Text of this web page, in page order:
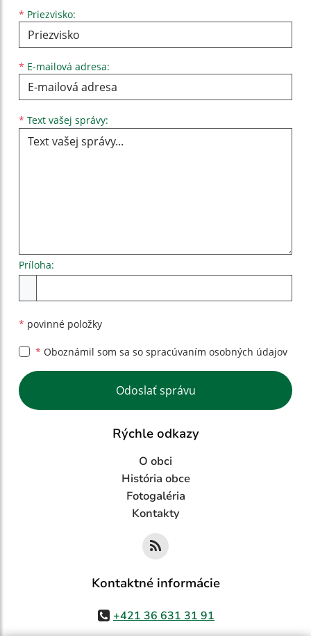
* Priezvisko:
* E-mailová adresa:
* Text vašej správy:
Príloha:
* povinné položky
* Oboznámil som sa so spracúvaním osobných údajov
Google reCaptcha Response
Odoslať správu
Rýchle odkazy
O obci
História obce
Fotogaléria
Kontakty
Kontaktné informácie
+421 36 631 31 91